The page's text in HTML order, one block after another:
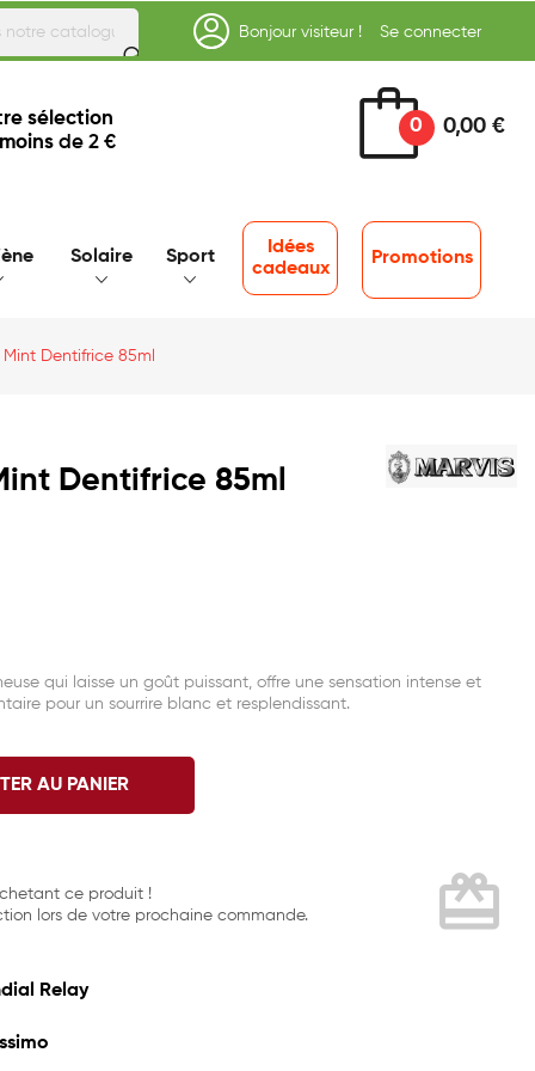
Bonjour visiteur ! Se connecter
sélection
de 2 €
0 0,00 €
Solaire Sport
Idées
cadeaux
Promotions
Dentifrice 85ml
Dentifrice 85ml
qui laisse un goût puissant, offre une sensation intense et
pour un sourrire blanc et resplendissant.
AU PANIER
ce produit !
lors de votre prochaine commande. card_giftcard
Relay